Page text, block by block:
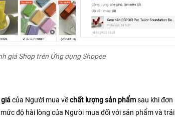
giá Shop trên Ứng dụng Shopee
của Người mua về chất lượng sản phẩm sau khi đơn
độ hài lòng của Người mua đối với sản phẩm và trải